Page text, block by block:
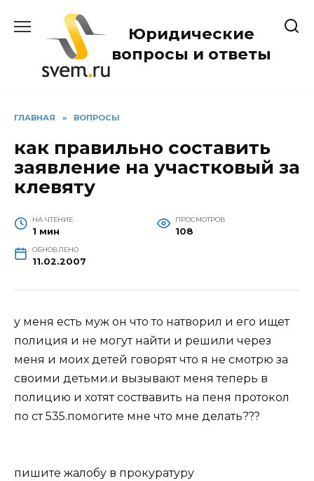
содержанию
Юридические
вопросы и ответы
ГЛАВНАЯ » ВОПРОСЫ
как правильно составить
заявление на участковый за
клевяту
НА ЧТЕНИЕ
1 мин
ПРОСМОТРОВ
108
ОБНОВЛЕНО
11.02.2007
у меня есть муж он что то натворил и его ищет
полиция и не могут найти и решили через
меня и моих детей говорят что я не смотрю за
своими детьми.и вызывают меня теперь в
полицию и хотят соствавить на пеня протокол
по ст 535.помогите мне что мне делать???
пишите жалобу в прокуратуру